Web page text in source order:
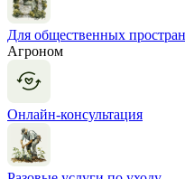
Для общественных
Агроном
Онлайн-консультация